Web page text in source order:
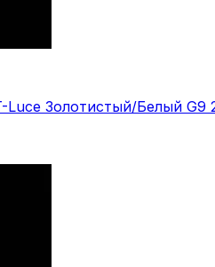
Luce Золотистый/Белый G9